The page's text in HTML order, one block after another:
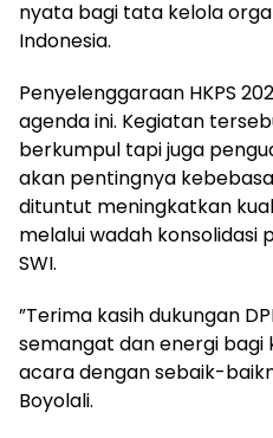
nyata bagi tata kelola
Indonesia.
Penyelenggaraan HKPS
agenda ini. Kegiatan
berkumpul tapi juga
akan pentingnya
dituntut meningkatkan
melalui wadah konsolidasi
SWI.
”Terima kasih dukungan
semangat dan energi bagi
acara dengan sebaik-
Boyolali.